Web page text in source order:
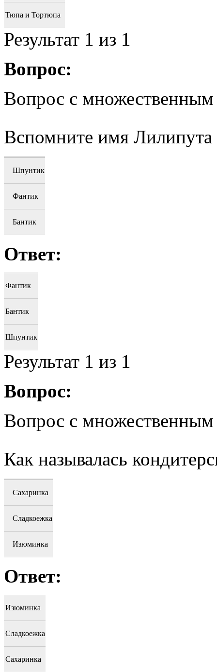
Тюпа и Тортюпа
Результат 1 из 1
Вопрос:
Вопрос с
Вспомните имя Лилипута
Шпунтик
Фантик
Бантик
Ответ:
Фантик
Бантик
Шпунтик
Результат 1 из 1
Вопрос:
Вопрос с
Как называлась
Сахаринка
Сладкоежка
Изюминка
Ответ:
Изюминка
Сладкоежка
Сахаринка